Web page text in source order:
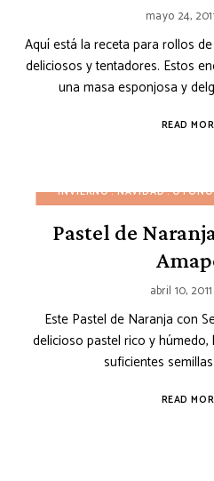
mayo 24,
Aquí está la receta para rollos
deliciosos y tentadores. Estos
una masa esponjosa y
READ
INVIERNO NAVIDAD OTOÑO
Pastel de
abril 10, 2011
Este Pastel de Naranja con
delicioso pastel rico y
suficientes
READ